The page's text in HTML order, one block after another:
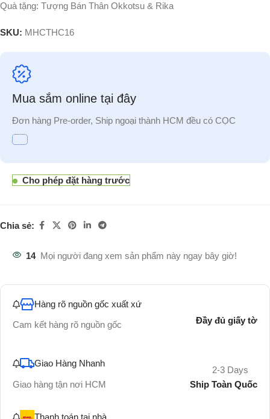
Quà tặng: Tượng Bán Thân Okkotsu & Rika
SKU: MHCTHC16
Mua sắm online tại đây
Đơn hàng Pre-order, Ship ngoại thành HCM đều có CỌC
Cho phép đặt hàng trước
Chia sẻ:
14 Mọi người đang xem sản phẩm này ngay bây giờ!
Hàng rõ nguồn gốc xuất xứ
Cam kết hàng rõ nguồn gốc
Đầy đủ giấy tờ
Giao Hàng Nhanh
Giao hàng tận nơi HCM
2-3 Days
Ship Toàn Quốc